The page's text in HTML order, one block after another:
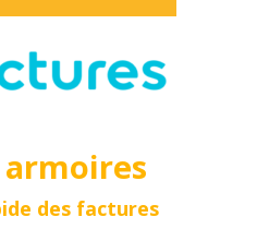
des factures